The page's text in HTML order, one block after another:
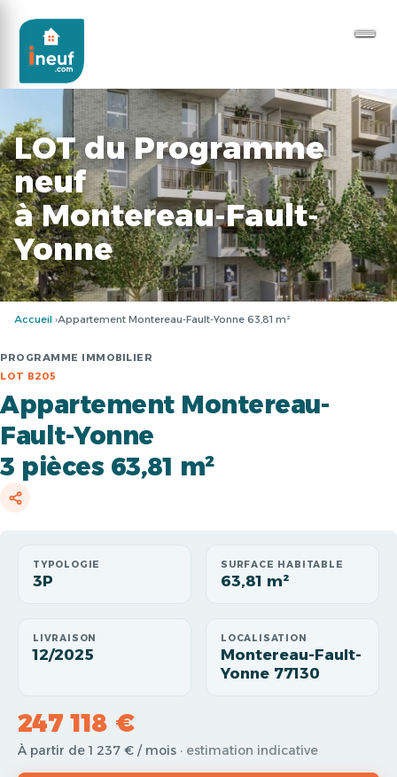
LOT du Programme
neuf
à Montereau-Fault-
Yonne
Accueil Appartement Montereau-Fault-Yonne 63,81 m²
PROGRAMME IMMOBILIER
LOT B205
Appartement Montereau-
Fault-Yonne
3 pièces 63,81 m²
TYPOLOGIE
3P
SURFACE HABITABLE
63,81 m²
LIVRAISON
12/2025
LOCALISATION
Montereau-Fault-
Yonne 77130
247 118 €
À partir de 1 237 € / mois · estimation indicative